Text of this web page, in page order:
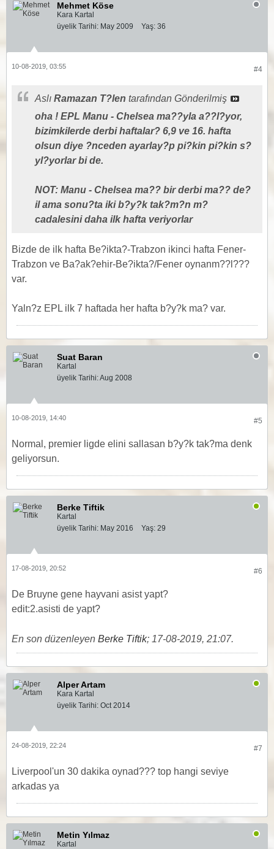
Mehmet Köse
Kara Kartal
üyelik Tarihi: May 2009 Yaş: 36
#4
10-08-2019, 03:55
Aslı Ramazan T?len tarafından Gönderilmiş
oha ! EPL Manu - Chelsea ma??yla a??l?yor,
bizimkilerde derbi haftalar? 6,9 ve 16. hafta
olsun diye ?nceden ayarlay?p pi?kin pi?kin s?
yl?yorlar bi de.
NOT: Manu - Chelsea ma?? bir derbi ma?? de?
il ama sonu?ta iki b?y?k tak?m?n m?
cadalesini daha ilk hafta veriyorlar
Bizde de ilk hafta Be?ikta?-Trabzon ikinci hafta Fener-
Trabzon ve Ba?ak?ehir-Be?ikta?/Fener oynanm??l???
var.
Yaln?z EPL ilk 7 haftada her hafta b?y?k ma? var.
Suat Baran
Kartal
üyelik Tarihi:Aug 2008
#5
10-08-2019, 14:40
Normal, premier ligde elini sallasan b?y?k tak?ma denk
geliyorsun.
Berke Tiftik
Kartal
üyelik Tarihi: May 2016 Yaş: 29
#6
17-08-2019, 20:52
De Bruyne gene hayvani asist yapt?
edit:2.asisti de yapt?
En son düzenleyen Berke Tiftik; 17-08-2019, 21:07.
Alper Artam
Kara Kartal
üyelik Tarihi: Oct 2014
#7
24-08-2019, 22:24
Liverpool'un 30 dakika oynad??? top hangi seviye
arkadas ya
Metin Yılmaz
Kartal